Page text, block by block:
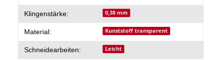
Klingenstärke: 0,38 mm
Material: Kunststoff transparent
Schneidearbeiten: Leicht